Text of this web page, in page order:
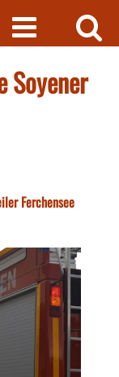
Soyener
Ferchensee